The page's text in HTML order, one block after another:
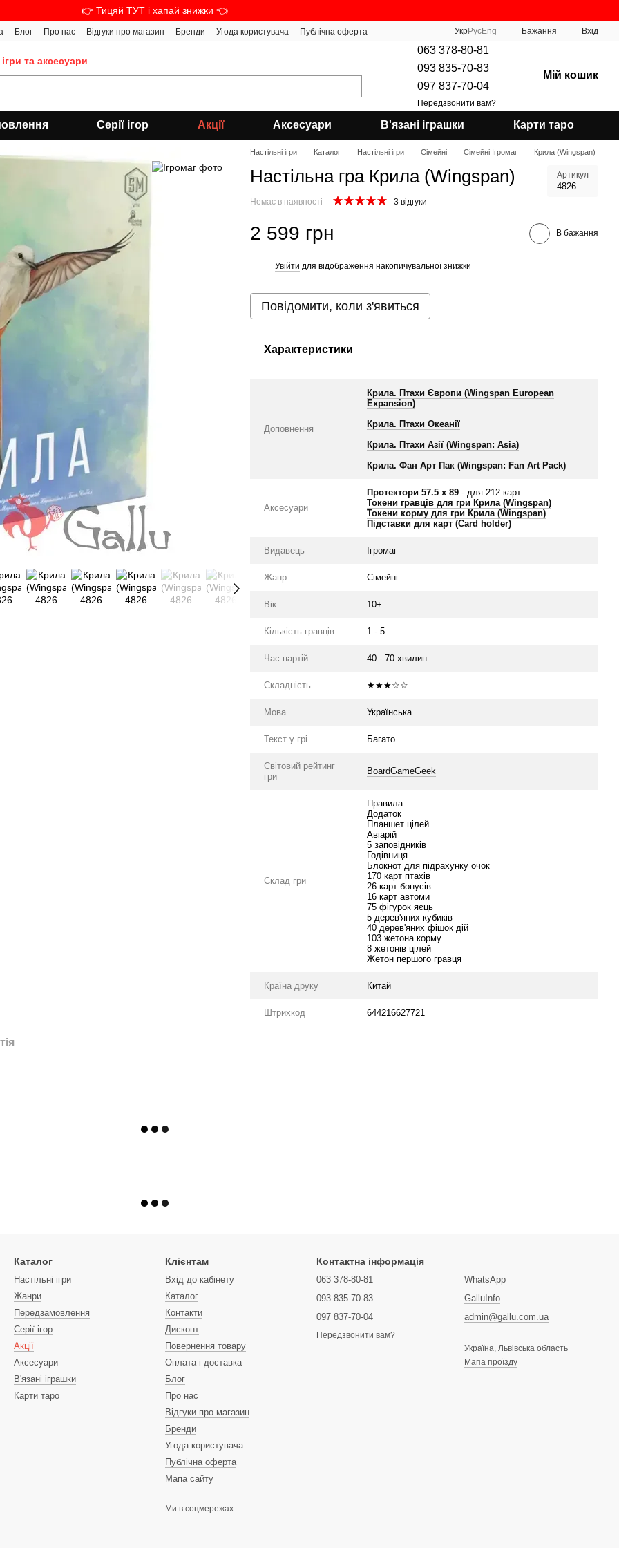
👉 Тицяй ТУТ і хапай знижки 👈
Блог Про нас Відгуки про магазин Бренди Угода користувача Публічна оферта УкрРусEng Бажання Вхід
та аксесуари
063 378-80-81
093 835-70-83
097 837-70-04
Передзвонити вам?
Мій кошик
Серії ігор Акції Аксесуари В'язані іграшки Карти таро
Настільні ігри Каталог Настільні ігри Сімейні Сімейні Ігромаг Крила (Wingspan)
Настільна гра Крила (Wingspan) Артикул
4826
Немає в наявності 3 відгуки
2 599 грн В бажання
Увійти для відображення накопичувальної знижки
Повідомити, коли з'явиться
Характеристики
Доповнення
Крила. Птахи Європи (Wingspan European
Expansion)
Крила. Птахи Океанії
Крила. Птахи Азії (Wingspan: Asia)
Крила. Фан Арт Пак (Wingspan: Fan Art Pack)
Аксесуари
Протектори 57.5 х 89 - для 212 карт
Токени гравців для гри Крила (Wingspan)
Токени корму для гри Крила (Wingspan)
Підставки для карт (Card holder)
Видавець Ігромаг
Жанр Сімейні
Вік 10+
Кількість гравців 1 - 5
Час партій 40 - 70 хвилин
Складність ★★★☆☆
Мова Українська
Текст у грі Багато
Світовий рейтинг
гри
BoardGameGeek
Склад гри
Правила
Додаток
Планшет цілей
Авіарій
5 заповідників
Годівниця
Блокнот для підрахунку очок
170 карт птахів
26 карт бонусів
16 карт автоми
75 фігурок яєць
5 дерев'яних кубиків
40 дерев'яних фішок дій
103 жетона корму
8 жетонів цілей
Жетон першого гравця
Країна друку Китай
Штрихкод 644216627721
Каталог
Настільні ігри
Жанри
Передзамовлення
Серії ігор
Акції
Аксесуари
В'язані іграшки
Карти таро
Клієнтам
Вхід до кабінету
Каталог
Контакти
Дисконт
Повернення товару
Оплата і доставка
Блог
Про нас
Відгуки про магазин
Бренди
Угода користувача
Публічна оферта
Мапа сайту
Ми в соцмережах
Контактна інформація
063 378-80-81
093 835-70-83
097 837-70-04
Передзвонити вам?
WhatsApp
GalluInfo
admin@gallu.com.ua
Україна, Львівська область
Мапа проїзду